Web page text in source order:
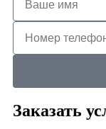
Заказать